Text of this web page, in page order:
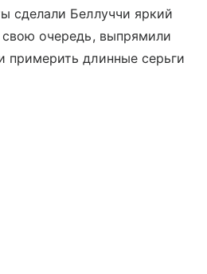
сделали Беллуччи яркий
очередь, выпрямили
примерить длинные серьги